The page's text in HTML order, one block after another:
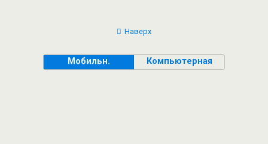
Наверх
Мобильн. Компьютерная